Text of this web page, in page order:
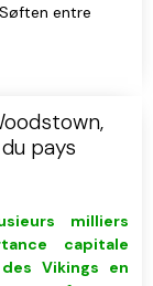
entre
pays
milliers
capitale
Vikings en